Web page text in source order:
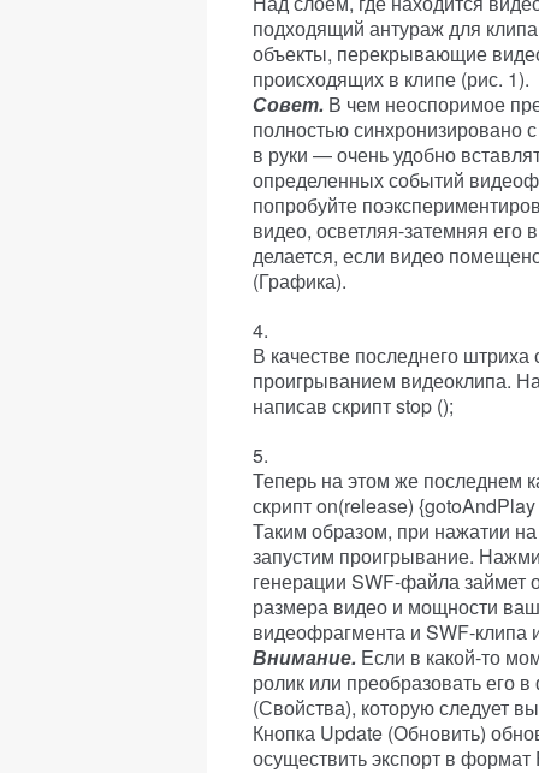
подходящий антураж для
объекты, перекрывающие
происходящих в клипе (рис. 1).
Совет. В чем неоспоримое
полностью синхронизировано
в руки — очень удобно
определенных событий
попробуйте
видео, осветляя-затемняя
делается, если видео
(Графика).
В качестве последнего штриха
проигрыванием видеоклипа.
написав скрипт stop ();
Теперь на этом же последнем
скрипт on(release)
Таким образом, при нажатии
запустим проигрывание.
генерации SWF-файла
размера видео и мощности
видеофрагмента и SWF-клипа
Внимание. Если в какой-то
ролик или преобразовать его
(Свойства), которую следует
Кнопка Update (Обновить)
осуществить экспорт в формат